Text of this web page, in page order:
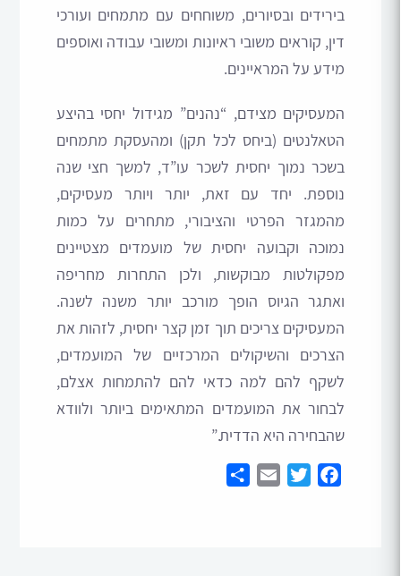
בירידים ובסיורים, משוחחים עם מתמחים ועורכי
דין, קוראים משובי ראיונות ומשובי עבודה ואוספים
מידע על המראיינים.
המעסיקים מצידם, “נהנים” מגידול יחסי בהיצע
הטאלנטים (ביחס לכל תקן) ומהעסקת מתמחים
בשכר נמוך יחסית לשכר עו”ד, למשך חצי שנה
נוספת. יחד עם זאת, יותר ויותר מעסיקים,
מהמגזר הפרטי והציבורי, מתחרים על כמות
נמוכה וקבועה יחסית של מועמדים מצטיינים
מפקולטות מבוקשות, ולכן התחרות מחריפה
ואתגר הגיוס הופך מורכב יותר משנה לשנה.
המעסיקים צריכים תוך זמן קצר יחסית, לזהות את
הצרכים והשיקולים המרכזיים של המועמדים,
לשקף להם למה כדאי להם להתמחות אצלם,
לבחור את המועמדים המתאימים ביותר ולוודא
שהבחירה היא הדדית.”
Facebook
Twitter
Email